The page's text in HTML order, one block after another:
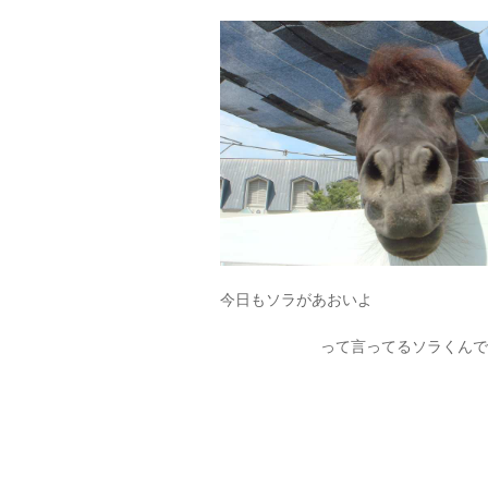
今日もソラがあおいよ
って言ってるソラくんで